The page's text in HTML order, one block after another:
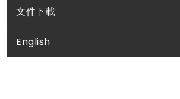
文件下載
English